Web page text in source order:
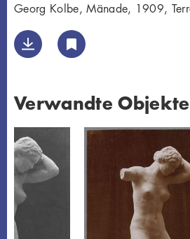
Georg Kolbe, Mänade, 1909,
Verwandte Objekte